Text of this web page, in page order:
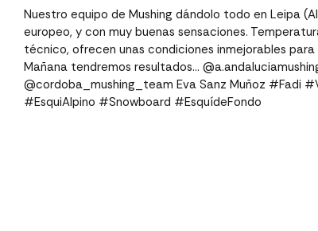
Nuestro equipo de Mushing dándolo todo en Leipa
europeo, y con muy buenas sensaciones.
técnico, ofrecen unas condiciones inmejorables
Mañana tendremos resultados…
@cordoba_mushing_team Eva Sanz Muñoz #Fadi
#EsquiAlpino #Snowboard #EsquídeFondo